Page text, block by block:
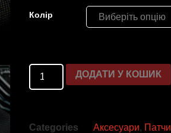
Колір
ДОДАТИ У КОШИК
Categories Аксесуари, Патчи